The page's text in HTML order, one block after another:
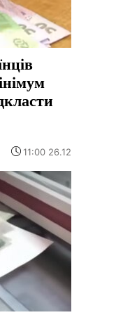
11:00 26.12